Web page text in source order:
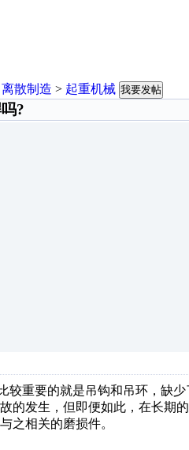
离散制造 > 起重机械 我要发帖
?
较重要的就是吊钩和吊环，缺
的发生，但即便如此，在长期
之相关的磨损件。